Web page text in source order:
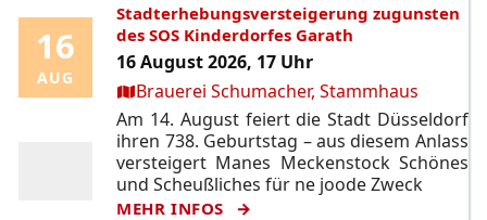
16
AUG
16
AUG
Stadterhebungsversteigerung zugunsten
des SOS Kinderdorfes Garath
16 August 2026, 17 Uhr
Ort:Brauerei Schumacher, Stammhaus
Am 14. August feiert die Stadt Düsseldorf
ihren 738. Geburtstag – aus diesem Anlass
versteigert Manes Meckenstock Schönes
und Scheußliches für ne joode Zweck
MEHR INFOS